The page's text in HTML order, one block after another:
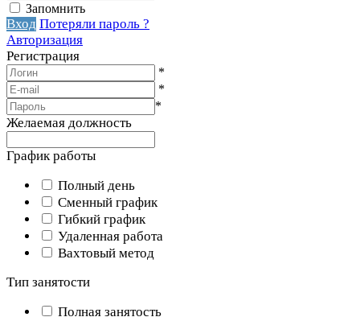
Запомнить
Вход Потеряли пароль ?
Авторизация
Регистрация
*
*
*
Желаемая должность
График работы
Полный день
Сменный график
Гибкий график
Удаленная работа
Вахтовый метод
Тип занятости
Полная занятость